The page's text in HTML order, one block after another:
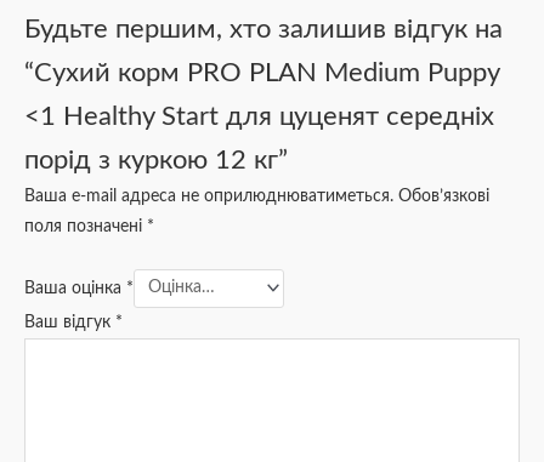
Будьте першим, хто залишив відгук на
“Сухий корм PRO PLAN Medium Puppy
<1 Healthy Start для цуценят середніх
порід з куркою 12 кг”
Ваша e-mail адреса не оприлюднюватиметься. Обов’язкові
поля позначені *
Ваша оцінка *
Ваш відгук *